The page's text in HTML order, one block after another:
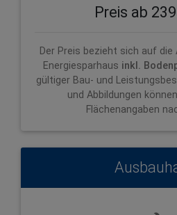
Preis ab
Der Preis bezieht sich auf
Energiesparhaus inkl.
gültiger Bau- und
und Abbildungen
Flächenangaben